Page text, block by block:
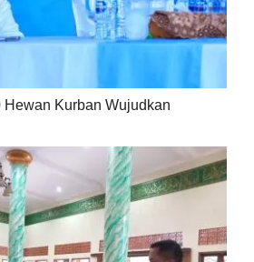
Hewan Kurban Wujudkan